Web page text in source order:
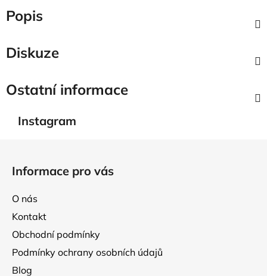
Popis
Diskuze
Ostatní informace
Instagram
Informace pro vás
O nás
Kontakt
Obchodní podmínky
Podmínky ochrany osobních údajů
Blog